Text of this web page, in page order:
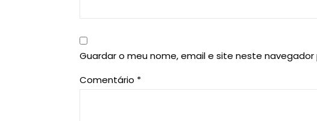
Guardar o meu nome, email e site neste
Comentário *